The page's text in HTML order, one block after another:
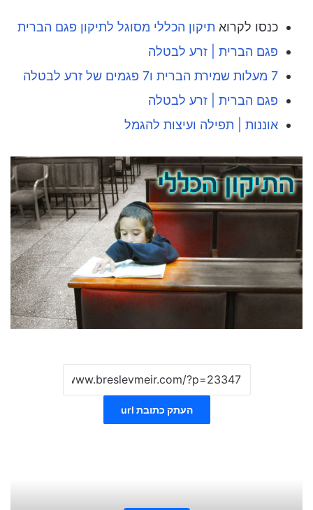
כנסו לקרוא תיקון הכללי מסוגל לתיקון פגם הברית
פגם הברית | זרע לבטלה
7 מעלות שמירת הברית ו7 פגמים של זרע לבטלה
פגם הברית | זרע לבטלה
אוננות | תפילה ועיצות להגמל
העתק כתובת url